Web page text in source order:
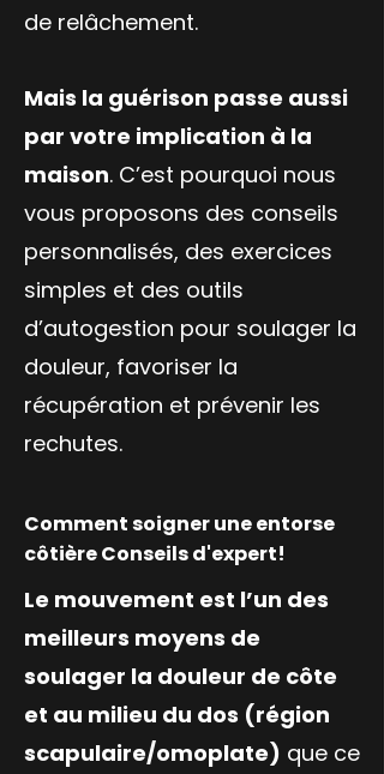
de relâchement.
Mais la guérison passe aussi
par votre implication à la
maison. C’est pourquoi nous
vous proposons des conseils
personnalisés, des exercices
simples et des outils
d’autogestion pour soulager la
douleur, favoriser la
récupération et prévenir les
rechutes.
Comment soigner une entorse
côtière Conseils d'expert!
Le mouvement est l’un des
meilleurs moyens de
soulager la douleur de côte
et au milieu du dos (région
scapulaire/omoplate) que ce